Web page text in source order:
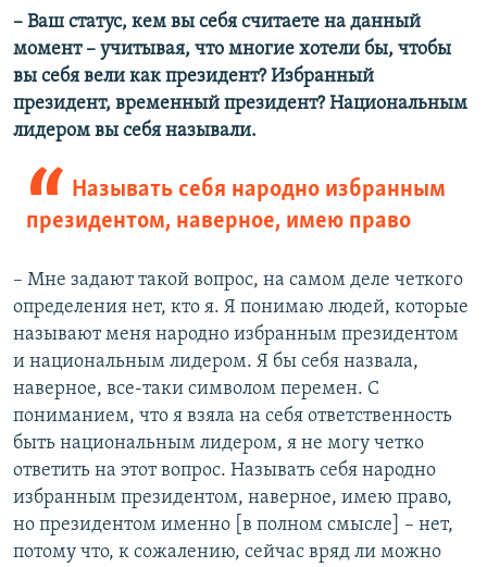
–​ Ваш статус, кем вы себя считаете на данный
момент – учитывая, что многие хотели бы, чтобы
вы себя вели как президент? Избранный
президент, временный президент? Национальным
лидером вы себя называли.
Называть себя народно избранным
президентом, наверное, имею право
– Мне задают такой вопрос, на самом деле четкого
определения нет, кто я. Я понимаю людей, которые
называют меня народно избранным президентом
и национальным лидером. Я бы себя назвала,
наверное, все-таки символом перемен. С
пониманием, что я взяла на себя ответственность
быть национальным лидером, я не могу четко
ответить на этот вопрос. Называть себя народно
избранным президентом, наверное, имею право,
но президентом именно [в полном смысле] – нет,
потому что, к сожалению, сейчас вряд ли можно